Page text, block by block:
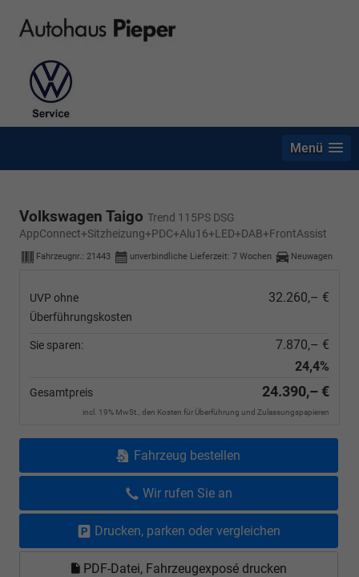
Menü
Volkswagen Taigo Trend 115PS DSG
AppConnect+Sitzheizung+PDC+Alu16+LED+DAB+FrontAssist
Fahrzeugnr.: 21443 unverbindliche Lieferzeit: 7 Wochen Neuwagen
UVP ohne
Überführungskosten
32.260,– €
Sie sparen:
7.870,– €
24,4%
Gesamtpreis 24.390,– €
incl. 19% MwSt., den Kosten für Überführung und Zulassungspapieren
Fahrzeug bestellen
Wir rufen Sie an
Drucken, parken oder vergleichen
PDF-Datei, Fahrzeugexposé drucken